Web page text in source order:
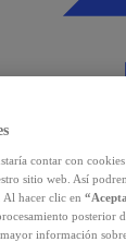
contar con
sitio web. Así
Al hacer clic en
información